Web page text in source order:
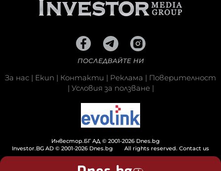
ПОСЛЕДВАЙТЕ НИ
За нас | Екип | Контакти | Реклама | Поверителност
| Условия за ползване|
Инвестор.БГ АД © 2001-2026 Dnes.bg
Investor.BG AD © 2001-2026 Dnes.bg
All rights reserved. Contact us